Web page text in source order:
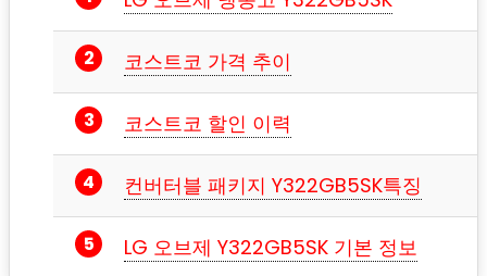
코스트코 가격 추이
코스트코 할인 이력
컨버터블 패키지 Y322GB5SK특징
LG 오브제 Y322GB5SK 기본 정보